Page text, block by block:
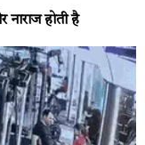
होती है